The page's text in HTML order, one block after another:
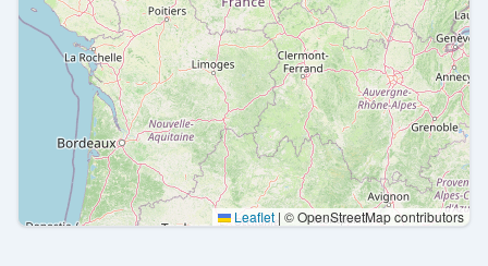
Leaflet | © OpenStreetMap contributors